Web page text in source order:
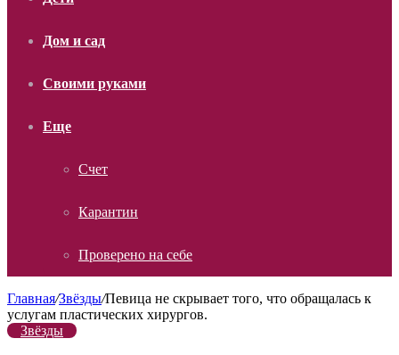
Дом и сад
Своими руками
Еще
Счет
Карантин
Проверено на себе
Главная/Звёзды/Певица не скрывает того, что обращалась к
услугам пластических хирургов.
Звёзды